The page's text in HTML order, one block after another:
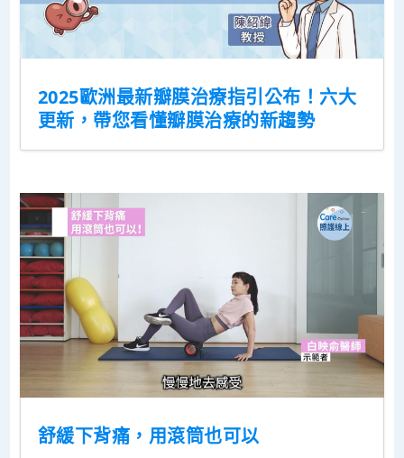
2025歐洲最新瓣膜治療指引公布！六大
更新，帶您看懂瓣膜治療的新趨勢
舒緩下背痛，用滾筒也可以